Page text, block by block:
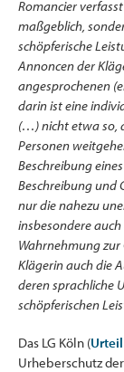
Romancier
maßgeblich,
schöpferische
Annoncen der
angesprochenen
darin ist eine
(…) nicht etwa so,
Personen
Beschreibung
Beschreibung und
nur die nahezu
insbesondere
Wahrnehmung
Klägerin auch die
deren sprachliche
schöpferischen
Das LG Köln (
Urheberschutz